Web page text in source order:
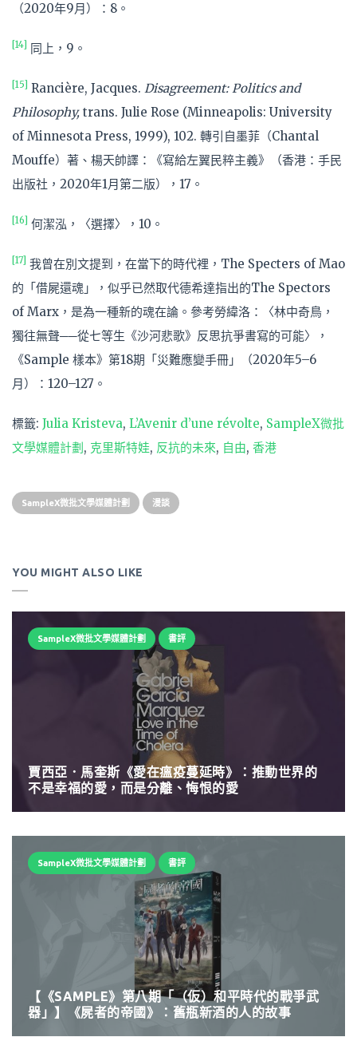
（2020年9月）：8。
[14] 同上，9。
[15] Rancière, Jacques. Disagreement: Politics and
Philosophy, trans. Julie Rose (Minneapolis: University
of Minnesota Press, 1999), 102. 轉引自墨菲（Chantal
Mouffe）著、楊天帥譯：《寫給左翼民粹主義》（香港：手民
出版社，2020年1月第二版），17。
[16] 何潔泓，〈選擇〉，10。
[17] 我曾在別文提到，在當下的時代裡，The Specters of Mao
的「借屍還魂」，似乎已然取代德希達指出的The Spectors
of Marx，是為一種新的魂在論。參考勞緯洛：〈林中奇鳥，
獨往無聲──從七等生《沙河悲歌》反思抗爭書寫的可能〉，
《Sample 樣本》第18期「災難應變手冊」（2020年5–6
月）：120–127。
標籤: Julia Kristeva, L’Avenir d’une révolte, SampleX微批
文學媒體計劃, 克里斯特娃, 反抗的未來, 自由, 香港
SampleX微批文學媒體計劃 漫談
YOU MIGHT ALSO LIKE
SampleX微批文學媒體計劃 書評
賈西亞．馬奎斯《愛在瘟疫蔓延時》：推動世界的
不是幸福的愛，而是分離、悔恨的愛
SampleX微批文學媒體計劃 書評
【《SAMPLE》第八期「（仮）和平時代的戰爭武
器」】《屍者的帝國》：舊瓶新酒的人的故事